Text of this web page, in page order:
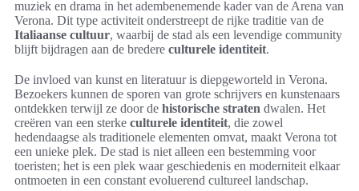
muziek en drama in het adembenemende kader van de Arena van
Verona. Dit type activiteit onderstreept de rijke traditie van de
Italiaanse cultuur, waarbij de stad als een levendige community
blijft bijdragen aan de bredere culturele identiteit.
De invloed van kunst en literatuur is diepgeworteld in Verona.
Bezoekers kunnen de sporen van grote schrijvers en kunstenaars
ontdekken terwijl ze door de historische straten dwalen. Het
creëren van een sterke culturele identiteit, die zowel
hedendaagse als traditionele elementen omvat, maakt Verona tot
een unieke plek. De stad is niet alleen een bestemming voor
toeristen; het is een plek waar geschiedenis en moderniteit elkaar
ontmoeten in een constant evoluerend cultureel landschap.